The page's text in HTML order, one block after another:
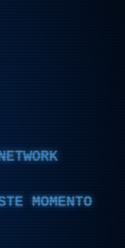
MOMENTO